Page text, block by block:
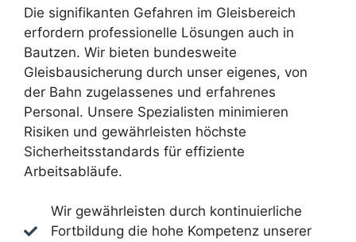
Die signifikanten Gefahren im Gleisbereich
erfordern professionelle Lösungen auch in
Bautzen. Wir bieten bundesweite
Gleisbausicherung durch unser eigenes, von
der Bahn zugelassenes und erfahrenes
Personal. Unsere Spezialisten minimieren
Risiken und gewährleisten höchste
Sicherheitsstandards für effiziente
Arbeitsabläufe.
Wir gewährleisten durch kontinuierliche
Fortbildung die hohe Kompetenz unserer